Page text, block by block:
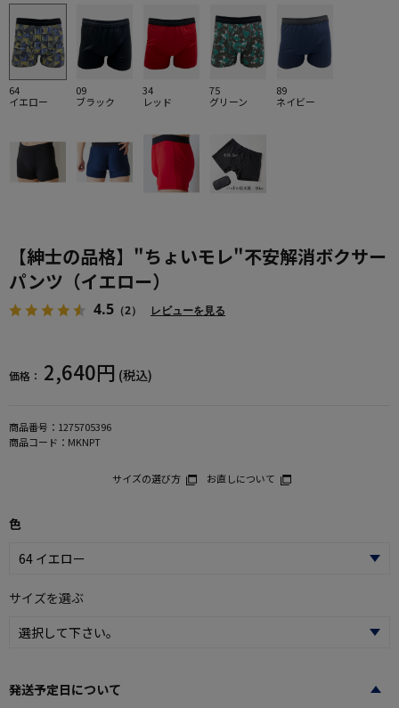
64
イエロー
09
ブラック
34
レッド
75
グリーン
89
ネイビー
【紳士の品格】"ちょいモレ"不安解消ボクサー
パンツ（イエロー）
4.5 （2） レビューを見る
価格： 2,640円 (税込)
商品番号： 1275705396
商品コード： MKNPT
サイズの選び方 お直しについて
色
サイズを選ぶ
発送予定日について